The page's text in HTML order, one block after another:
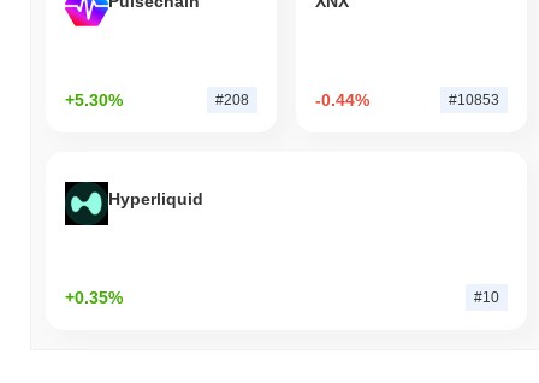
+5.30% #208 -0.44% #10853
Hyperliquid
+0.35% #10